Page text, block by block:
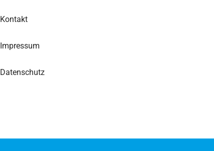
Kontakt
Impressum
Datenschutz